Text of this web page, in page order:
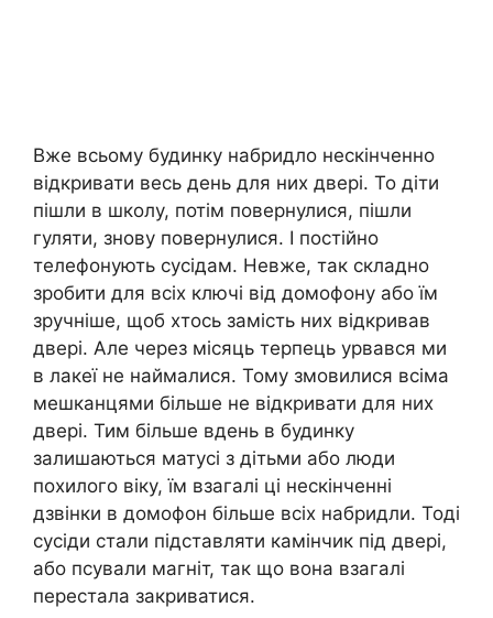
Вже всьому будинку набридло нескінченно
відкривати весь день для них двері. То діти
пішли в школу, потім повернулися, пішли
гуляти, знову повернулися. І постійно
телефонують сусідам. Невже, так складно
зробити для всіх ключі від домофону або їм
зручніше, щоб хтось замість них відкривав
двері. Але через місяць терпець урвався ми
в лакеї не наймалися. Тому змовилися всіма
мешканцями більше не відкривати для них
двері. Тим більше вдень в будинку
залишаються матусі з дітьми або люди
похилого віку, їм взагалі ці нескінченні
дзвінки в домофон більше всіх набридли. Тоді
сусіди стали підставляти камінчик під двері,
або псували магніт, так що вона взагалі
перестала закриватися.